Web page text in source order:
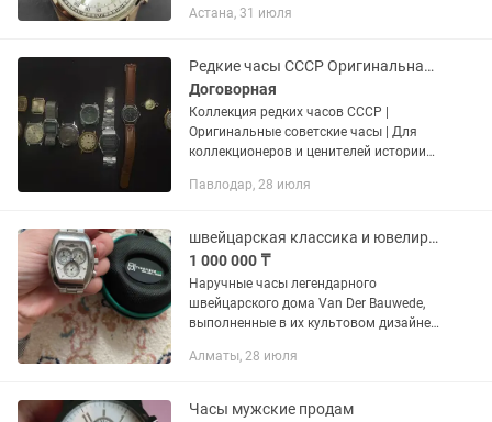
ATM и завинчивающаяся заводная
Астана, 31 июля
Редкие часы СССР Оригинальная коллекция советских часов
Договорная
Коллекция редких часов СССР |
Оригинальные советские часы | Для
коллекционеров и ценителей истории
уникальную коллекцию оригинальных
Павлодар, 28 июля
швейцарская классика и ювелирное искусство Van Der Bauwede Magnum Geneve
1 000 000 ₸
Наручные часы легендарного
швейцарского дома Van Der Bauwede,
выполненные в их культовом дизайне
себе мощную эстетику и утонченность
Алматы, 28 июля
Часы мужские продам